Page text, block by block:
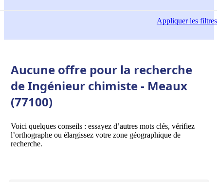
Appliquerles filtres
Aucune offre pour la recherche
de Ingénieur chimiste - Meaux
(77100)
Voici quelques conseils : essayez d’autres mots clés, vérifiez
l’orthographe ou élargissez votre zone géographique de
recherche.